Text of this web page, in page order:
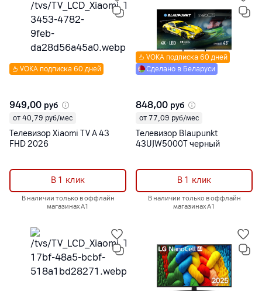
VOKA подписка 60 дней
949,00 руб
от 40,79 руб/мес
Телевизор Xiaomi TV A 43
FHD 2026
В 1 клик
В наличии только в оффлайн
магазинах А1
Сделано в Беларуси
VOKA подписка 60 дней
848,00 руб
от 77,09 руб/мес
Телевизор Blaupunkt
43UJW5000T черный
В 1 клик
В наличии только в оффлайн
магазинах А1